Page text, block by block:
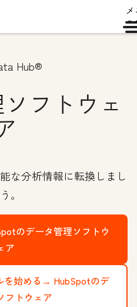
Hub®
フトウェ
な分析情報に転換しまし
。
のデータ管理ソフトウ
ア
を始める→ HubSpotのデ
フトウェア